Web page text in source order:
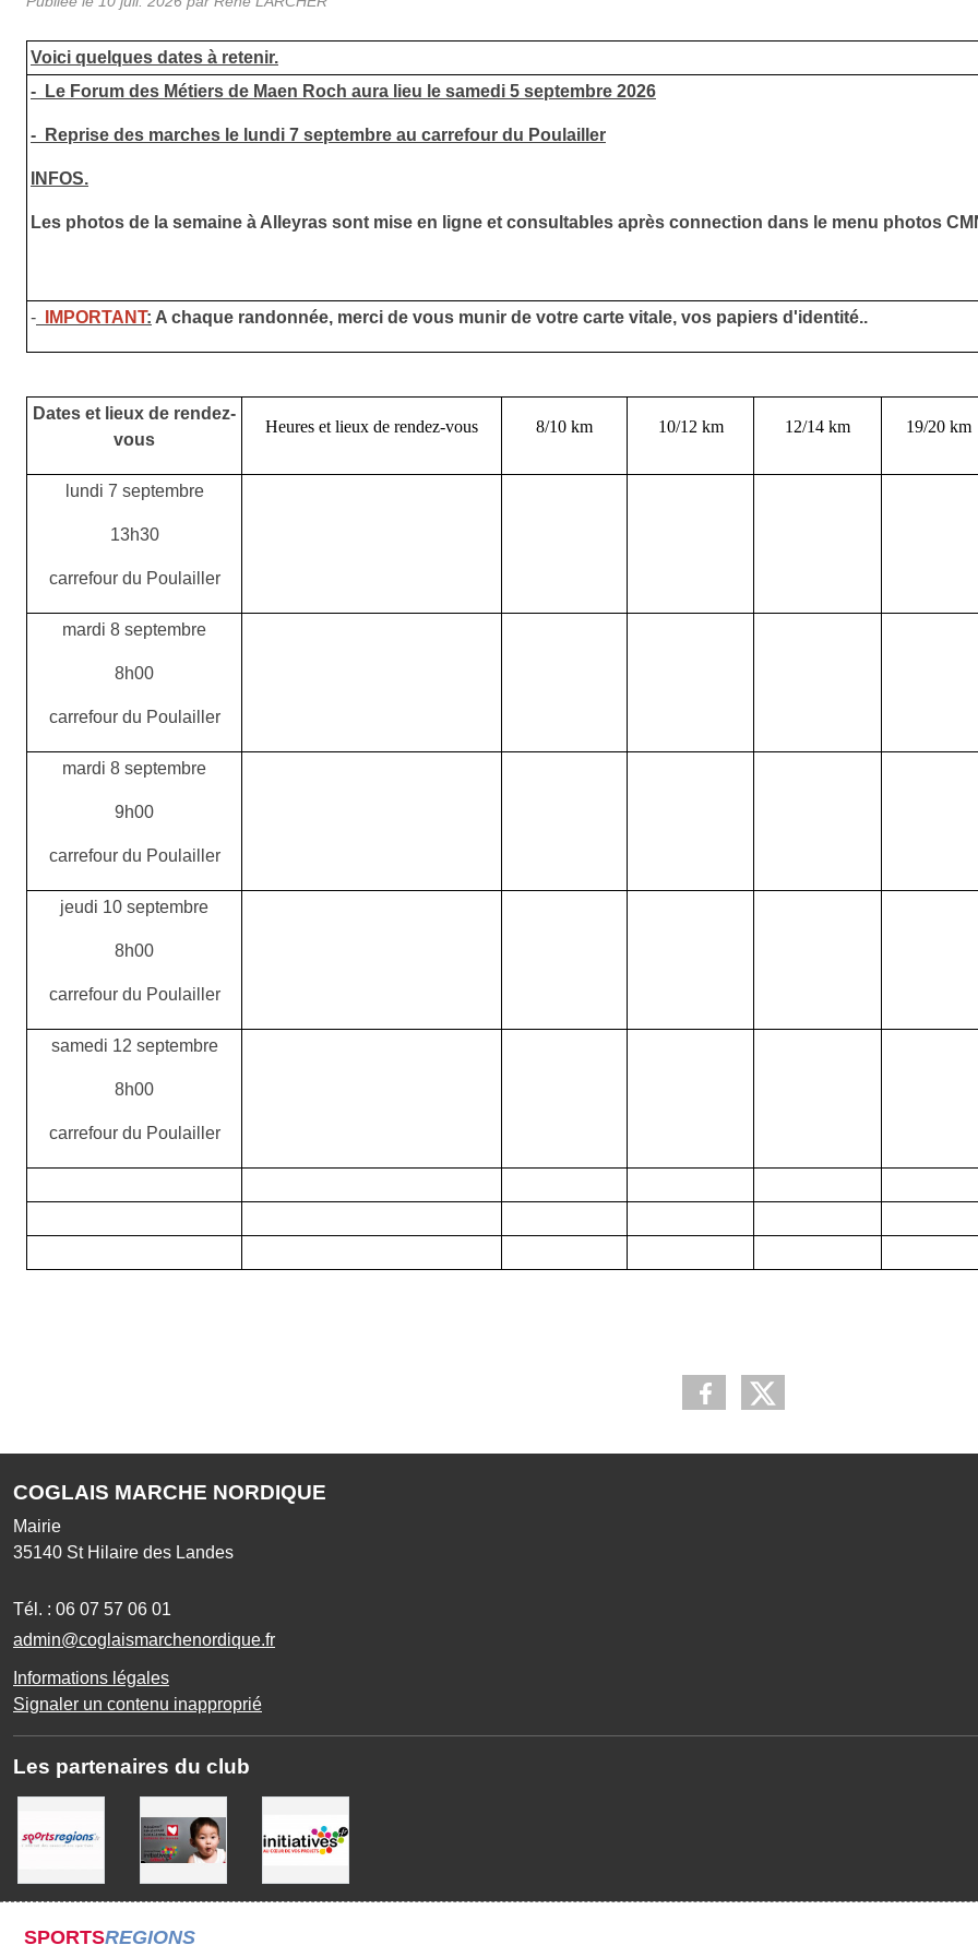
Voici quelques dates à retenir.
-
Le Forum des Métiers de Maen Roch aura lieu le samedi 5 septembre 2026
- Reprise des marches le lundi 7 septembre au carrefour du Poulailler
INFOS.
Les photos de la semaine à Alleyras sont mise en ligne et consultables après connection dans le menu photos
- IMPORTANT: A chaque randonnée, merci de vous munir de votre carte vitale, vos papiers d'identité..
Dates et lieux de rendez-
vous
Heures et lieux de rendez-vous 8/10 km 10/12 km 12/14 km 19/20 km
lundi 7 septembre
13h30
carrefour du Poulailler
mardi 8 septembre
8h00
carrefour du Poulailler
mardi 8 septembre
9h00
carrefour du Poulailler
jeudi 10 septembre
8h00
carrefour du Poulailler
samedi 12 septembre
8h00
carrefour du Poulailler
COGLAIS MARCHE NORDIQUE
Mairie
35140 St Hilaire des Landes
Tél. : 06 07 57 06 01
admin@coglaismarchenordique.fr
Informations légales
Signaler un contenu inapproprié
Les partenaires du club
SPORTSREGIONS